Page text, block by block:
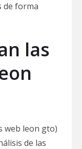
de forma
las
web leon gto)
de las